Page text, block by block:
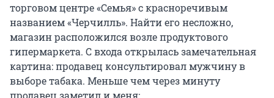
торговом центре «Семья» с красноречивым
названием «Черчилль». Найти его несложно,
магазин расположился возле продуктового
гипермаркета. С входа открылась замечательная
картина: продавец консультировал мужчину в
выборе табака. Меньше чем через минуту
продавец заметил и меня: